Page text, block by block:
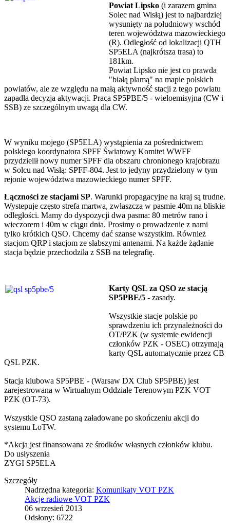
Powiat Lipsko (i zarazem gmina
Solec nad Wisłą) jest to najbardziej
wysunięty na południowy wschód
teren województwa mazowieckiego
(R). Odległość od lokalizacji QTH
SP5ELA (najkrótsza trasa) to
181km.
Powiat Lipsko nie jest co prawda
"białą plamą" na mapie polskich
powiatów, ale ze względu na małą aktywność stacji z tego powiatu
zapadła decyzja aktywacji. Praca SP5PBE/5 - wieloemisyjna (CW i
SSB) ze szczególnym uwagą dla CW.
W wyniku mojego (SP5ELA) wystąpienia za pośrednictwem
polskiego koordynatora SPFF Światowy Komitet WWFF
przydzielił nowy numer SPFF dla obszaru chronionego krajobrazu
w Solcu nad Wisłą: SPFF-804. Jest to jedyny przydzielony w tym
rejonie województwa mazowieckiego numer SPFF.
Łączności ze stacjami SP. Warunki propagacyjne na kraj są trudne.
Wystepuje często strefa martwa, zwłaszcza w pasmie 40m na bliskie
odległości. Mamy do dyspozycji dwa pasma: 80 metrów rano i
wieczorem i 40m w ciągu dnia. Prosimy o prowadzenie z nami
tylko krótkich QSO. Chcemy dać szanse wszystkim. Również
stacjom QRP i stacjom ze słabszymi antenami. Na każde żądanie
stacja będzie przechodziła z SSB na telegrafię.
Karty QSL za QSO ze stacją
SP5PBE/5 - zasady.
Wszystkie stacje polskie po
sprawdzeniu ich przynależności do
OT/PZK (w systemie ewidencji
członków PZK - OSEC) otrzymają
karty QSL automatycznie przez CB
QSL PZK.
Stacja klubowa SP5PBE - (Warsaw DX Club SP5PBE) jest
zarejestrowana w Wirtualnym Oddziale Terenowym PZK VOT
PZK (OT-73).
Wszystkie QSO zastaną załadowane po skończeniu akcji do
systemu LoTW.
*Akcja jest finansowana ze środków własnych członków klubu.
Do usłyszenia
ZYGI SP5ELA
Szczegóły
Nadrzędna kategoria: Komunikaty VOT PZK
Akcje radiowe VOT PZK
06 wrzesień 2013
Odsłony: 6722